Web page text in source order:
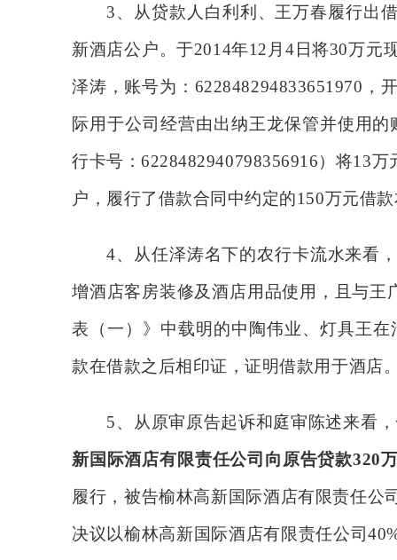
3、从贷款人白利利、王万春履行出
新酒店公户。于2014年12月4日将30万元
泽涛，账号为：622848294833651970，
际用于公司经营由出纳王龙保管并使用
行卡号：6228482940798356916）将13
户，履行了借款合同中约定的150万元借
4、从任泽涛名下的农行卡流水来看
增酒店客房装修及酒店用品使用，且与
表（一）》中载明的中陶伟业、灯具王
款在借款之后相印证，证明借款用于酒店
5、从原审原告起诉和庭审陈述来看
新国际酒店有限责任公司向原告贷款320
履行，被告榆林高新国际酒店有限责任公
决议以榆林高新国际酒店有限责任公司